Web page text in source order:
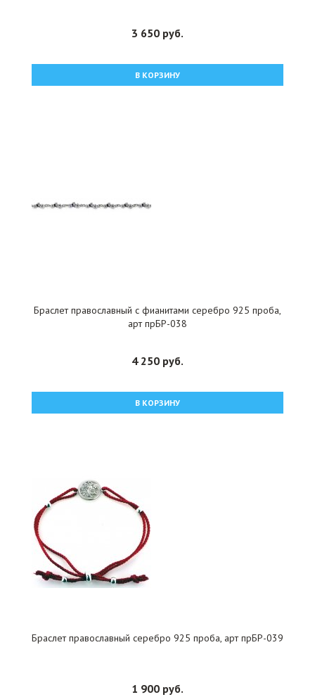
3 650 руб.
В КОРЗИНУ
Браслет православный с фианитами серебро 925 проба,
арт прБР-038
4 250 руб.
В КОРЗИНУ
Браслет православный серебро 925 проба, арт прБР-039
1 900 руб.